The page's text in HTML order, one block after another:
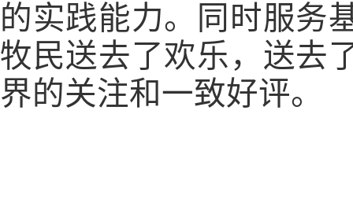
的实践能力。同时服务
牧民送去了欢乐，送去
界的关注和一致好评。